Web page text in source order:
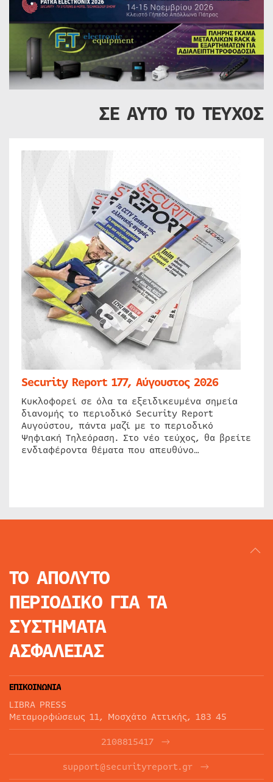
ΣΕ ΑΥΤΟ ΤΟ ΤΕΥΧΟΣ
Security Report 177, Αύγουστος 2026
Κυκλοφορεί σε όλα τα εξειδικευμένα σημεία
διανομής το περιοδικό Security Report
Αυγούστου, πάντα μαζί με το περιοδικό
Ψηφιακή Τηλεόραση. Στο νέο τεύχος, θα βρείτε
ενδιαφέροντα θέματα που απευθύνο…
ΤΟ ΑΠΟΛΥΤΟ
ΠΕΡΙΟΔΙΚΟ ΓΙΑ ΤΑ
ΣΥΣΤΗΜΑΤΑ
ΑΣΦΑΛΕΙΑΣ
ΕΠΙΚΟΙΝΩΝΙΑ
LIBRA PRESS
Μεταμορφώσεως 11, Μοσχάτο Αττικής, 183 45
2108815417
support@securityreport.gr